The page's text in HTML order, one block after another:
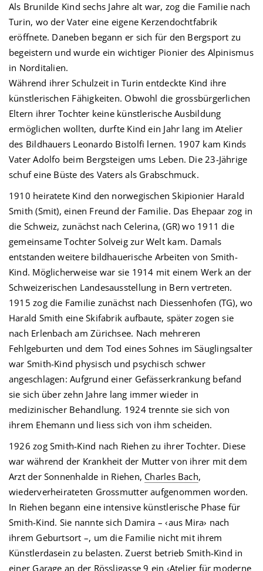
Als Brunilde Kind sechs Jahre alt war, zog die Familie nach
Turin, wo der Vater eine eigene Kerzendochtfabrik
eröffnete. Daneben begann er sich für den Bergsport zu
begeistern und wurde ein wichtiger Pionier des Alpinismus
in Norditalien.
Während ihrer Schulzeit in Turin entdeckte Kind ihre
künstlerischen Fähigkeiten. Obwohl die grossbürgerlichen
Eltern ihrer Tochter keine künstlerische Ausbildung
ermöglichen wollten, durfte Kind ein Jahr lang im Atelier
des Bildhauers Leonardo Bistolfi lernen. 1907 kam Kinds
Vater Adolfo beim Bergsteigen ums Leben. Die 23-Jährige
schuf eine Büste des Vaters als Grabschmuck.
1910 heiratete Kind den norwegischen Skipionier Harald
Smith (Smit), einen Freund der Familie. Das Ehepaar zog in
die Schweiz, zunächst nach Celerina, (GR) wo 1911 die
gemeinsame Tochter Solveig zur Welt kam. Damals
entstanden weitere bildhauerische Arbeiten von Smith-
Kind. Möglicherweise war sie 1914 mit einem Werk an der
Schweizerischen Landesausstellung in Bern vertreten.
1915 zog die Familie zunächst nach Diessenhofen (TG), wo
Harald Smith eine Skifabrik aufbaute, später zogen sie
nach Erlenbach am Zürichsee. Nach mehreren
Fehlgeburten und dem Tod eines Sohnes im Säuglingsalter
war Smith-Kind physisch und psychisch schwer
angeschlagen: Aufgrund einer Gefässerkrankung befand
sie sich über zehn Jahre lang immer wieder in
medizinischer Behandlung. 1924 trennte sie sich von
ihrem Ehemann und liess sich von ihm scheiden.
1926 zog Smith-Kind nach Riehen zu ihrer Tochter. Diese
war während der Krankheit der Mutter von ihrer mit dem
Arzt der Sonnenhalde in Riehen, Charles Bach,
wiederverheirateten Grossmutter aufgenommen worden.
In Riehen begann eine intensive künstlerische Phase für
Smith-Kind. Sie nannte sich Damira – ‹aus Mira› nach
ihrem Geburtsort –, um die Familie nicht mit ihrem
Künstlerdasein zu belasten. Zuerst betrieb Smith-Kind in
einer Garage an der Rössligasse 9 ein ‹Atelier für moderne